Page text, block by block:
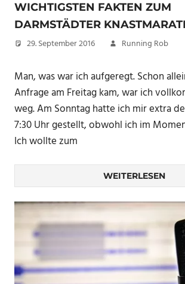
WICHTIGSTEN FAKTEN ZUM
DARMSTÄDTER
29. September 2016 Running Rob
Man, was war ich aufgeregt. Schon
Anfrage am Freitag kam, war ich
weg. Am Sonntag hatte ich mir extra
7:30 Uhr gestellt, obwohl ich im
Ich wollte zum
WEITERLESEN